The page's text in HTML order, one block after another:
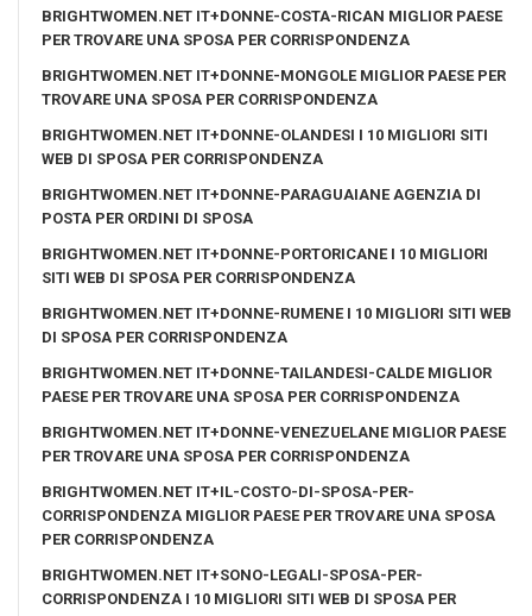
BRIGHTWOMEN.NET IT+DONNE-COSTA-RICAN MIGLIOR PAESE
PER TROVARE UNA SPOSA PER CORRISPONDENZA
BRIGHTWOMEN.NET IT+DONNE-MONGOLE MIGLIOR PAESE PER
TROVARE UNA SPOSA PER CORRISPONDENZA
BRIGHTWOMEN.NET IT+DONNE-OLANDESI I 10 MIGLIORI SITI
WEB DI SPOSA PER CORRISPONDENZA
BRIGHTWOMEN.NET IT+DONNE-PARAGUAIANE AGENZIA DI
POSTA PER ORDINI DI SPOSA
BRIGHTWOMEN.NET IT+DONNE-PORTORICANE I 10 MIGLIORI
SITI WEB DI SPOSA PER CORRISPONDENZA
BRIGHTWOMEN.NET IT+DONNE-RUMENE I 10 MIGLIORI SITI WEB
DI SPOSA PER CORRISPONDENZA
BRIGHTWOMEN.NET IT+DONNE-TAILANDESI-CALDE MIGLIOR
PAESE PER TROVARE UNA SPOSA PER CORRISPONDENZA
BRIGHTWOMEN.NET IT+DONNE-VENEZUELANE MIGLIOR PAESE
PER TROVARE UNA SPOSA PER CORRISPONDENZA
BRIGHTWOMEN.NET IT+IL-COSTO-DI-SPOSA-PER-
CORRISPONDENZA MIGLIOR PAESE PER TROVARE UNA SPOSA
PER CORRISPONDENZA
BRIGHTWOMEN.NET IT+SONO-LEGALI-SPOSA-PER-
CORRISPONDENZA I 10 MIGLIORI SITI WEB DI SPOSA PER